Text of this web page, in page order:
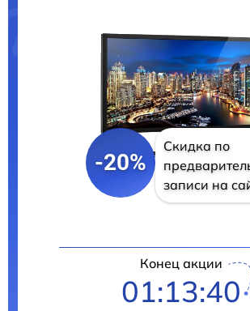
-20%
Скидка по
записи на
Конец акции
01:13:39